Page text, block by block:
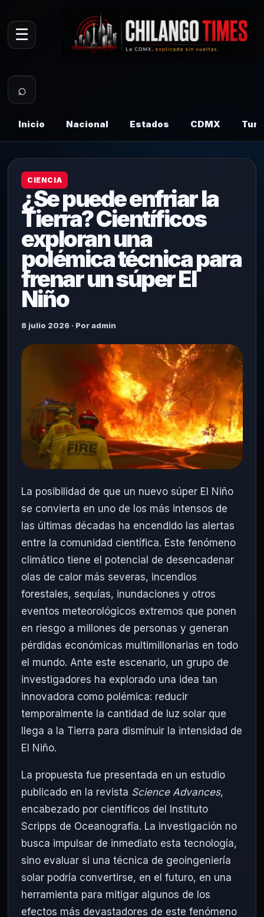
☰
⌕
Inicio Nacional Estados CDMX
CIENCIA
¿Se puede enfriar la
Tierra? Científicos
exploran una
polémica técnica para
frenar un súper El
Niño
8 julio 2026 · Por admin
La posibilidad de que un nuevo súper El Niño
se convierta en uno de los más intensos de
las últimas décadas ha encendido las alertas
entre la comunidad científica. Este fenómeno
climático tiene el potencial de desencadenar
olas de calor más severas, incendios
forestales, sequías, inundaciones y otros
eventos meteorológicos extremos que ponen
en riesgo a millones de personas y generan
pérdidas económicas multimillonarias en todo
el mundo. Ante este escenario, un grupo de
investigadores ha explorado una idea tan
innovadora como polémica: reducir
temporalmente la cantidad de luz solar que
llega a la Tierra para disminuir la intensidad de
El Niño.
La propuesta fue presentada en un estudio
publicado en la revista Science Advances,
encabezado por científicos del Instituto
Scripps de Oceanografía. La investigación no
busca impulsar de inmediato esta tecnología,
sino evaluar si una técnica de geoingeniería
solar podría convertirse, en el futuro, en una
herramienta para mitigar algunos de los
efectos más devastadores de este fenómeno